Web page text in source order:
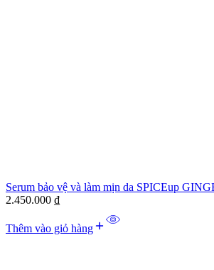
Serum bảo vệ và làm mịn da SPICEup
2.450.000 ₫
Thêm vào giỏ hàng